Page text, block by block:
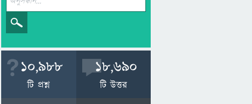
10,988
টি প্রশ্ন
18,690
টি উত্তর